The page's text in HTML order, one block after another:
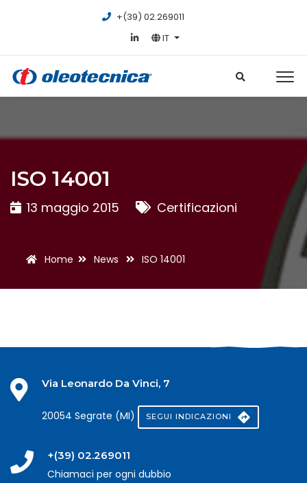
+(39) 02.269011
IT
ISO 14001
13 maggio 2015 Certificazioni
Home News ISO 14001
Via Leonardo Da Vinci, 7
20054 Segrate (MI) SEGUI INDICAZIONI
+(39) 02.269011
Chiamaci per ogni dubbio